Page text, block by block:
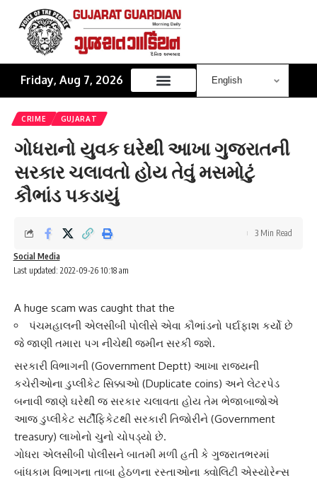
Friday, Aug 7, 2026
CRIME GUJARAT
ગોધરાનો યુવક ઘરેથી આખા ગુજરાતની
સરકાર ચલાવતો હોય તેવું મસમોટું
કૌભાંડ પકડાયું
Last updated: 2022-09-26 10:18 am
Social Media
3 Min Read
A huge scam was caught that the
પંચમહાલની એલસીબી પોલીસે એવા કૌભાંડનો પર્દાફાશ કર્યો છે
જે જાણી તમારા પગ નીચેથી જમીન સરકી જશે.
સરકારી વિભાગની (Government Deptt) આખા રાજ્યની
કચેરીઓના ડુપ્લીકેટ સિક્કાઓ (Duplicate coins) અને લેટરપેડ
બનાવી જાણે ઘરેથી જ સરકાર ચલાવતા હોય તેમ ભેજાબાજોએ
આજ ડુપ્લીકેટ સર્ટીફિકેટથી સરકારી તિજોરીને (Government
treasury) લાખોનો ચુનો ચોપડ્યો છે.
ગોધરા એલસીબી પોલીસને બાતમી મળી હતી કે ગુજરાતભરમાં
બાંધકામ વિભાગના તાબા હેઠળના રસ્તાઓના ક્વોલિટી એસ્યોરેન્સ